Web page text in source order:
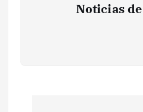
Noticias